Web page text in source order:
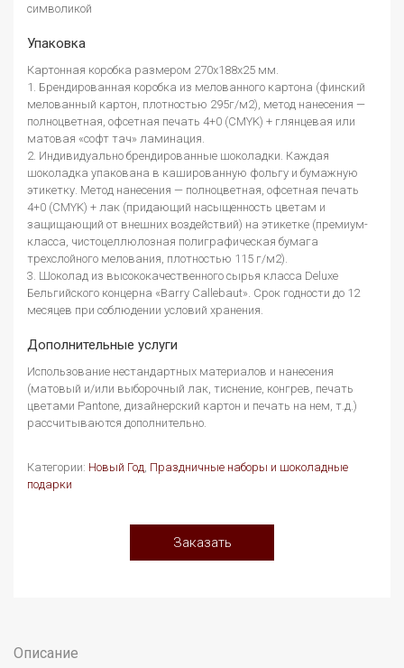
символикой
Упаковка
Картонная коробка размером 270х188х25 мм.
1. Брендированная коробка из мелованного картона (финский
мелованный картон, плотностью 295г/м2), метод нанесения —
полноцветная, офсетная печать 4+0 (CMYK) + глянцевая или
матовая «софт тач» ламинация.
2. Индивидуально брендированные шоколадки. Каждая
шоколадка упакована в кашированную фольгу и бумажную
этикетку. Метод нанесения — полноцветная, офсетная печать
4+0 (CMYK) + лак (придающий насыщенность цветам и
защищающий от внешних воздействий) на этикетке (премиум-
класса, чистоцеллюлозная полиграфическая бумага
трехслойного мелования, плотностью 115 г/м2).
3. Шоколад из высококачественного сырья класса Deluxe
Бельгийского концерна «Barry Callebaut». Срок годности до 12
месяцев при соблюдении условий хранения.
Дополнительные услуги
Использование нестандартных материалов и нанесения
(матовый и/или выборочный лак, тиснение, конгрев, печать
цветами Pantone, дизайнерский картон и печать на нем, т.д.)
рассчитываются дополнительно.
Категории: Новый Год Праздничные наборы и шоколадные
подарки
Заказать
Описание